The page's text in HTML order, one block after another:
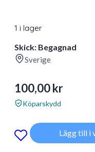
1 i lager
Skick: Begagnad
Sverige
100,00kr
Köparskydd
Lägg till i